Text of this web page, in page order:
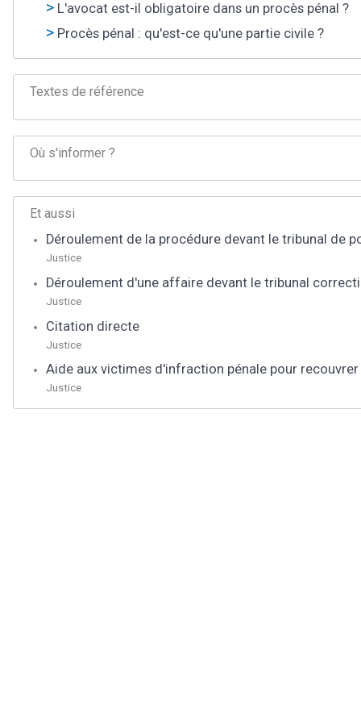
L'avocat est-il obligatoire dans un procès pénal ?
Procès pénal : qu'est-ce qu'une partie civile ?
Textes de référence
Où s'informer ?
Et aussi
Déroulement de la procédure devant le tribunal de
Justice
Déroulement d'une affaire devant le tribunal
Justice
Citation directe
Justice
Aide aux victimes d'infraction pénale pour
Justice